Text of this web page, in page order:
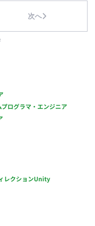
ゲームのCocos
実装】 【新規でのゲー
クリエイティブに必要
働量：週5日 稼働曜
） 働き方：一部リモー
変動いたします） 契
の他：月末締め、25日
次へ
プログラマ・エンジニア
レクションUnity